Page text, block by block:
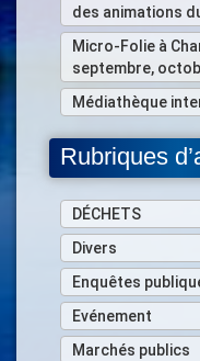
des animations
Micro-Folie à
septembre,
Médiathèque
Rubriques
DÉCHETS
Divers
Enquêtes
Evénement
Marchés publics